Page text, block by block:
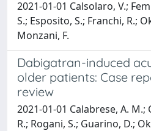
2021-01-01 Calsolaro, V.;
S.; Esposito, S.; Franchi, R.;
Monzani, F.
Dabigatran-induced
older patients: Case
review
2021-01-01 Calabrese, A. M.;
R.; Rogani, S.; Guarino, D.;